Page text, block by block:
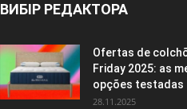
ВИБІР РЕДАКТОРА
Ofertas de
Friday 2025: as
opções testadas
28.11.2025